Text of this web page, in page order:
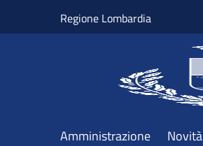
Regione Lombardia
Amministrazione Novità